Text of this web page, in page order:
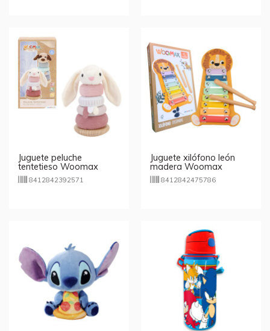
Juguete peluche
tentetieso Woomax
Baby - Conejo
8412842392571
Juguete xilófono león
madera Woomax
8412842475786